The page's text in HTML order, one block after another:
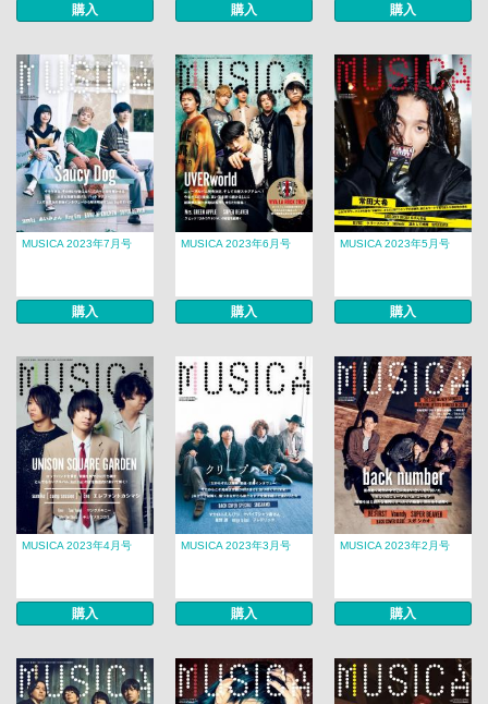
購入 購入 購入
MUSICA 2023年7月号
購入
MUSICA 2023年6月号
購入
MUSICA 2023年5月号
購入
MUSICA 2023年4月号
購入
MUSICA 2023年3月号
購入
MUSICA 2023年2月号
購入